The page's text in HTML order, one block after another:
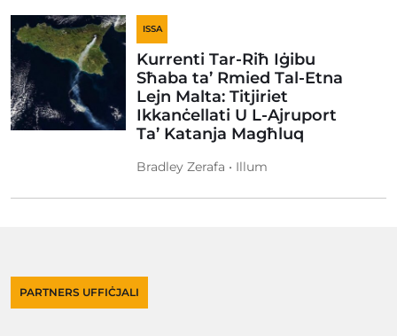
ISSA
Kurrenti Tar-Riħ Iġibu
Sħaba ta’ Rmied Tal-Etna
Lejn Malta: Titjiriet
Ikkanċellati U L-Ajruport
Ta’ Katanja Magħluq
Bradley Zerafa • Illum
PARTNERS UFFIĊJALI